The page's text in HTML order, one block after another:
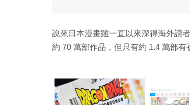
說來日本漫畫雖一直以來深得海外讀
約 70 萬部作品，但只有約 1.4 萬部有